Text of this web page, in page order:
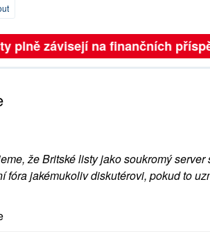
plně závisejí na finančních
že Britské listy jako soukromý
fóra jakémukoliv diskutérovi, pokud to